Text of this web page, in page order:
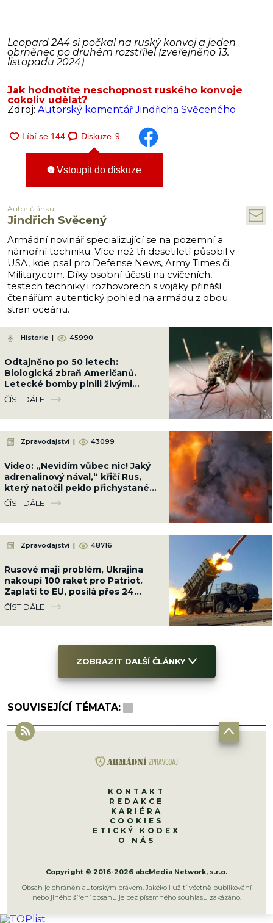
Leopard 2A4 si počkal na ruský konvoj a jeden
obrněnec po druhém rozstřílel (zveřejněno 13.
listopadu 2024)
Jak hodnotíte neschopnost ruského konvoje
cokoliv udělat?
Zdroj: Autorský komentář Jindřicha Svěceného
Diskuze 9
Vstoupit do diskuze
Autor článku
Jindřich Svěcený
Armádní novinář specializující se na pozemní a
námořní techniku. Více než tři desetiletí působil v
USA, kde psal pro Defense News, Army Times či
Military.com. Díky osobní účasti na cvičeních,
testech techniky i rozhovorech s vojáky přináší
čtenářům autentický pohled na armádu z obou
stran oceánu.
Historie | 45990
Odtajněno po 50 letech:
Biologická zbraň Američanů.
Letecké bomby plnili živými
komáry a shazovali je na
obydlené čtvrti
ČÍST DÁLE
Zpravodajství | 43099
Video: „Nevidím vůbec nic! Jaký
adrenalinový nával,“ křičí Rus,
který natočil peklo přichystané
Ukrajinci cestou na Krym
ČÍST DÁLE
Zpravodajství | 48716
Rusové mají problém, Ukrajina
nakoupí 100 raket pro Patriot.
Zaplatí to EU, posílá přes 24
miliard Kč
ČÍST DÁLE
ZOBRAZIT DALŠÍ ČLÁNKY
SOUVISEJÍCÍ TÉMATA:
KONTAKT
REDAKCE
KARIÉRA
COOKIES
ETICKÝ KODEX
O NÁS
Copyright © 2016-2026 abcMedia Network, s.r.o.
Obsah je chráněn autorským právem. Jakékoli užití včetně publikování
nebo jiného šíření obsahu je bez písemného souhlasu zakázáno.